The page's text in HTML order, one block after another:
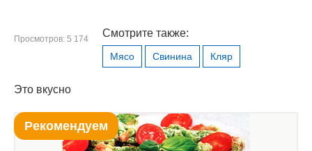
Просмотров: 5 174 Смотрите также:
Мясо Свинина Кляр
Это вкусно
Рекомендуем